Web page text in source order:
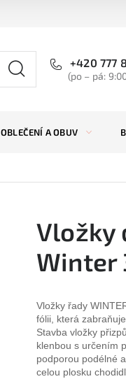
+420 777
(po – pá:
OBLEČENÍ A OBUV
Vložky
Winter
Vložky řady
fólii, která
Stavba vložky
klenbou s určením
podporou podélné
celou plosku